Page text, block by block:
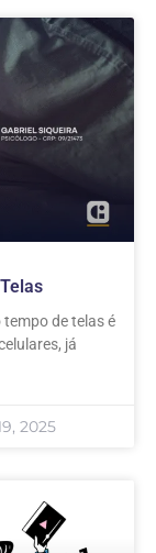
de telas é
já
2025